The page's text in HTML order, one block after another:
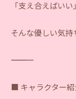
「支え合えばいい」
そんな優しい気持
―――――――――――
■ キャラクター紹